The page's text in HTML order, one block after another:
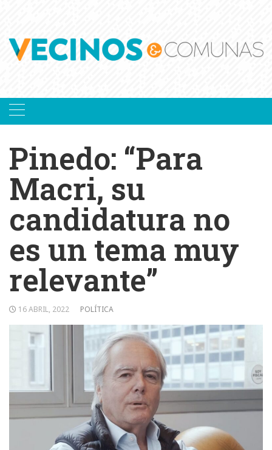
Pinedo: “Para
Macri, su
candidatura no
es un tema muy
relevante”
16 ABRIL, 2022 POLÍTICA